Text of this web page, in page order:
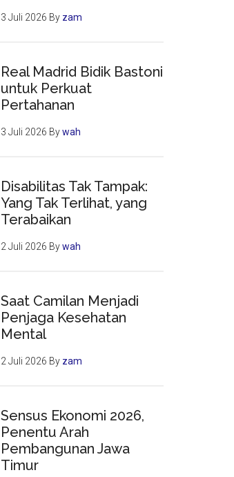
3 Juli 2026 By zam
Real Madrid Bidik Bastoni
untuk Perkuat
Pertahanan
3 Juli 2026 Bywah
Disabilitas Tak Tampak:
Yang Tak Terlihat, yang
Terabaikan
2 Juli 2026 Bywah
Saat Camilan Menjadi
Penjaga Kesehatan
Mental
2 Juli 2026 By zam
Sensus Ekonomi 2026,
Penentu Arah
Pembangunan Jawa
Timur